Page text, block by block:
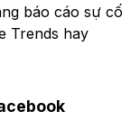
báo cáo sự cố
Trends hay